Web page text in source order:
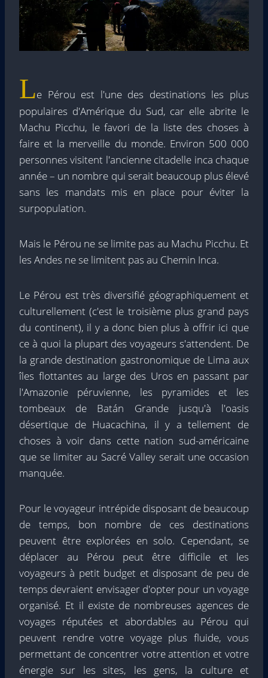
Le Pérou est l'une des destinations les plus
populaires d'Amérique du Sud, car elle abrite le
Machu Picchu, le favori de la liste des choses à
faire et la merveille du monde. Environ 500 000
personnes visitent l'ancienne citadelle inca chaque
année – un nombre qui serait beaucoup plus élevé
sans les mandats mis en place pour éviter la
surpopulation.
Mais le Pérou ne se limite pas au Machu Picchu. Et
les Andes ne se limitent pas au Chemin Inca.
Le Pérou est très diversifié géographiquement et
culturellement (c'est le troisième plus grand pays
du continent), il y a donc bien plus à offrir ici que
ce à quoi la plupart des voyageurs s'attendent. De
la grande destination gastronomique de Lima aux
îles flottantes au large des Uros en passant par
l'Amazonie péruvienne, les pyramides et les
tombeaux de Batán Grande jusqu'à l'oasis
désertique de Huacachina, il y a tellement de
choses à voir dans cette nation sud-américaine
que se limiter au Sacré Valley serait une occasion
manquée.
Pour le voyageur intrépide disposant de beaucoup
de temps, bon nombre de ces destinations
peuvent être explorées en solo. Cependant, se
déplacer au Pérou peut être difficile et les
voyageurs à petit budget et disposant de peu de
temps devraient envisager d'opter pour un voyage
organisé. Et il existe de nombreuses agences de
voyages réputées et abordables au Pérou qui
peuvent rendre votre voyage plus fluide, vous
permettant de concentrer votre attention et votre
énergie sur les sites, les gens, la culture et